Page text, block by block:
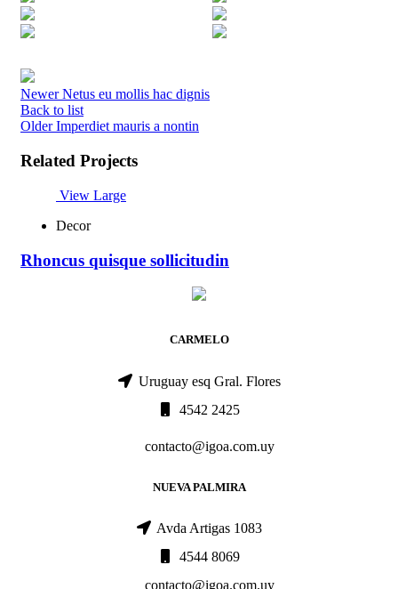
Newer Netus eu mollis hac dignis
Back to list
Older Imperdiet mauris a nontin
Related Projects
View Large
Decor
Rhoncus quisque sollicitudin
CARMELO
Uruguay esq Gral. Flores
4542 2425
contacto@igoa.com.uy
NUEVA PALMIRA
Avda Artigas 1083
4544 8069
contacto@igoa.com.uy